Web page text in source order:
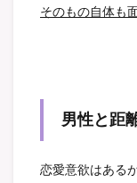
そのもの自体も
男性と距
恋愛意欲はある